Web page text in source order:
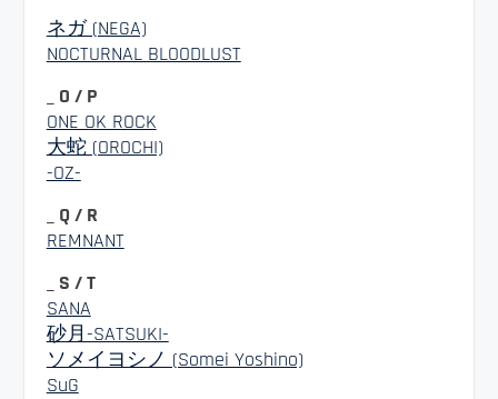
ネガ (NEGA)
NOCTURNAL BLOODLUST
_ O / P
ONE OK ROCK
大蛇 (OROCHI)
-OZ-
_ Q / R
REMNANT
_ S / T
SANA
砂月-SATSUKI-
ソメイヨシノ (Somei Yoshino)
SuG